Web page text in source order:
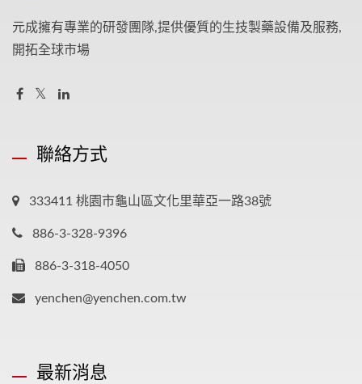
元成擁有專業的研發團隊,提供優質的生技製藥設備及服務,
開拓全球市場
聯絡方式
333411 桃園市龜山區文化里華亞一路38號
886-3-328-9396
886-3-318-4050
yenchen@yenchen.com.tw
最新消息